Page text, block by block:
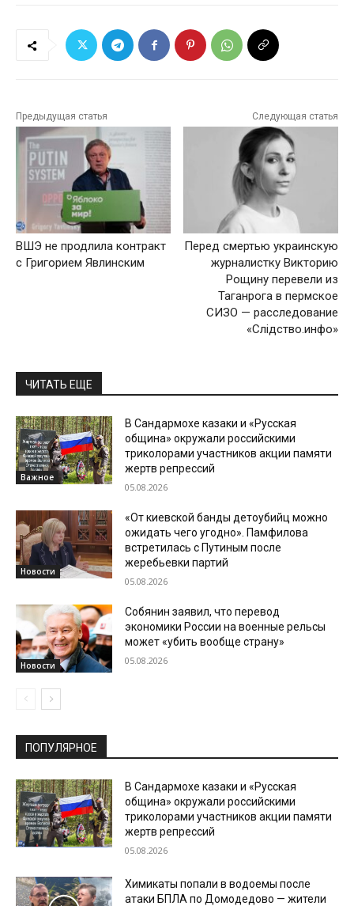
Предыдущая статья
ВШЭ не продлила контракт
с Григорием Явлинским
Следующая статья
Перед смертью украинскую
журналистку Викторию
Рощину перевели из
Таганрога в пермское
СИЗО — расследование
«Слiдство.инфо»
ЧИТАТЬ ЕЩЕ
Важное
В Сандармохе казаки и «Русская
община» окружали российскими
триколорами участников акции памяти
жертв репрессий
05.08.2026
Новости
«От киевской банды детоубийц можно
ожидать чего угодно». Памфилова
встретилась с Путиным после
жеребьевки партий
05.08.2026
Новости
Собянин заявил, что перевод
экономики России на военные рельсы
может «убить вообще страну»
05.08.2026
ПОПУЛЯРНОЕ
В Сандармохе казаки и «Русская
община» окружали российскими
триколорами участников акции памяти
жертв репрессий
05.08.2026
Химикаты попали в водоемы после
атаки БПЛА по Домодедово — жители